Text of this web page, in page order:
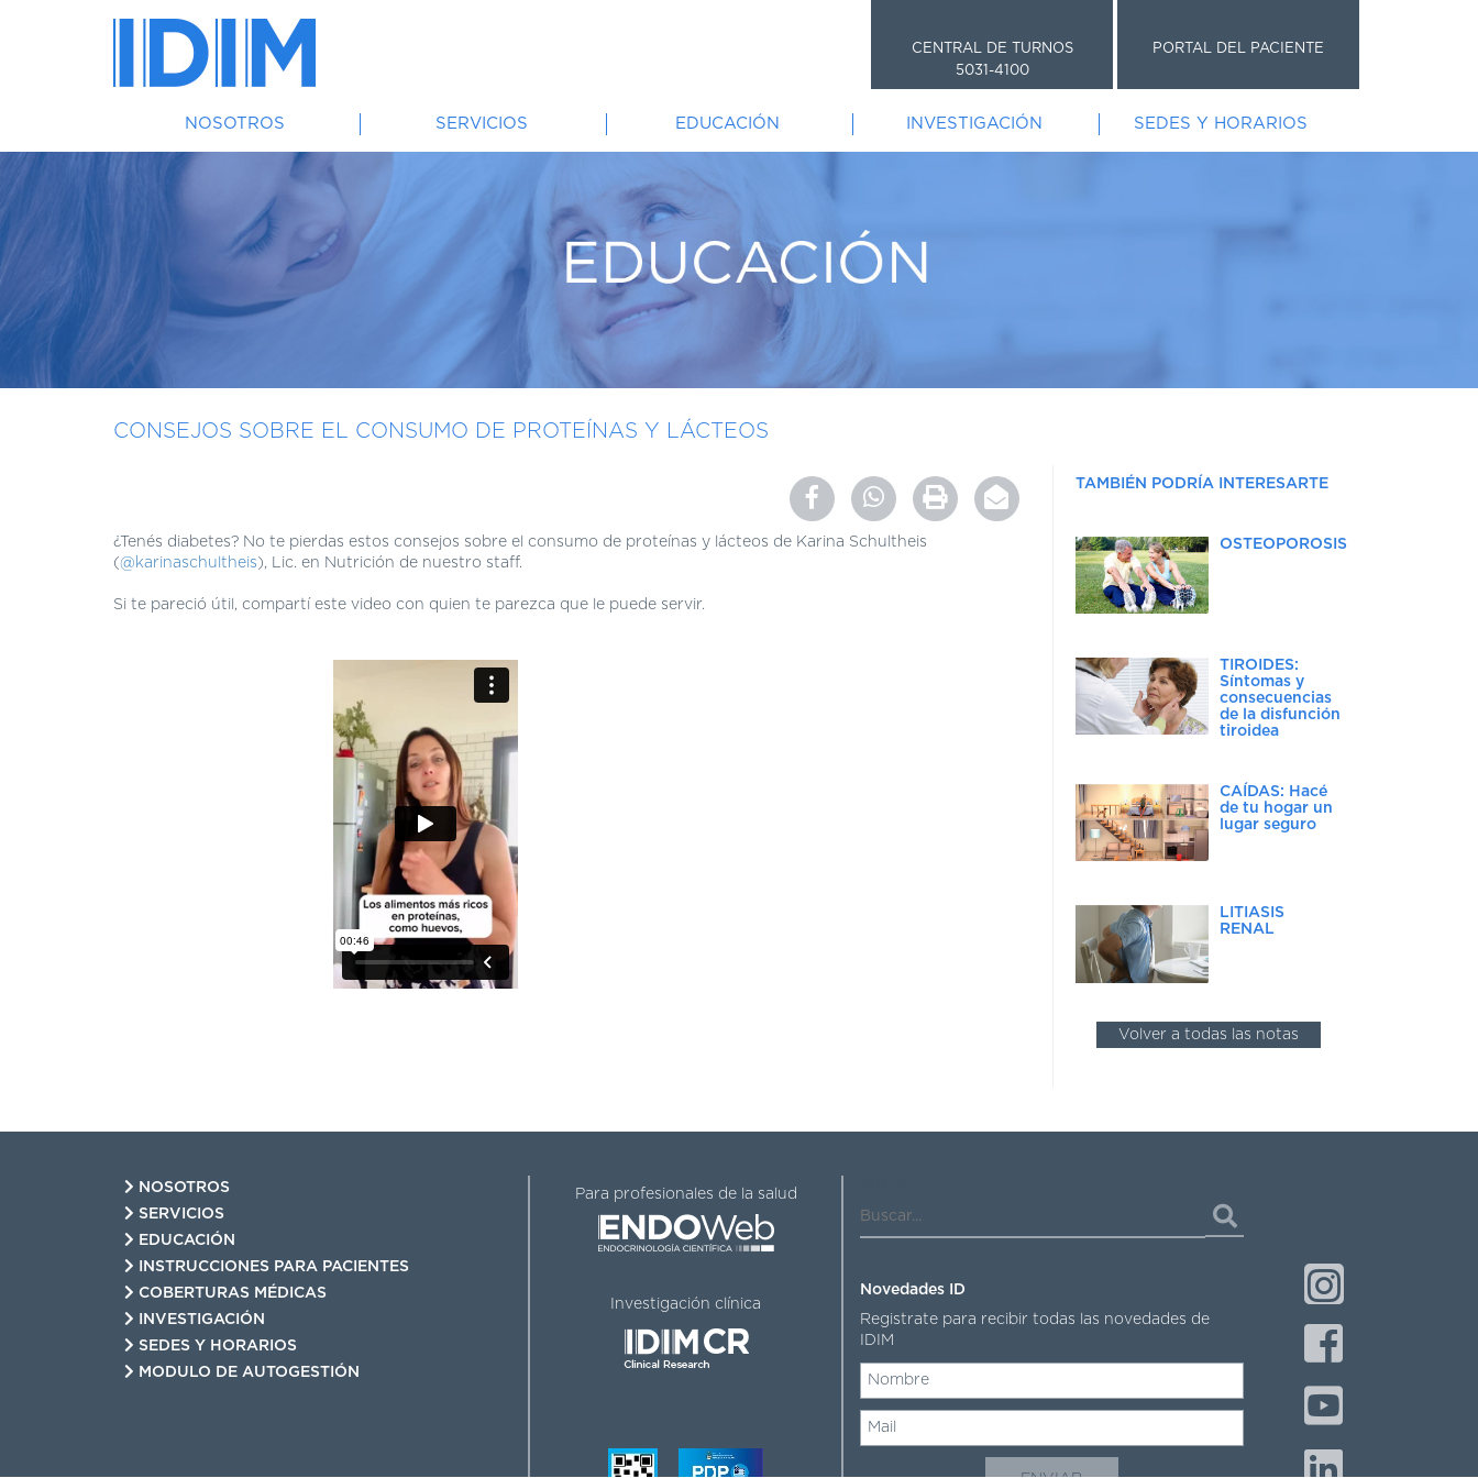
CENTRAL DE TURNOS
5031-4100
PORTAL DEL PACIENTE
NOSOTROS SERVICIOS EDUCACIÓN INVESTIGACIÓN SEDES Y HORARIOS
CONSEJOS SOBRE EL CONSUMO DE PROTEÍNAS Y LÁCTEOS
¿Tenés diabetes? No te pierdas estos consejos sobre el consumo de proteínas y lácteos de Karina Schultheis
(@karinaschultheis), Lic. en Nutrición de nuestro staff.
Si te pareció útil, compartí este video con quien te parezca que le puede servir.
TAMBIÉN PODRÍA INTERESARTE
OSTEOPOROSIS
TIROIDES:
Síntomas y
consecuencias
de la disfunción
tiroidea
CAÍDAS: Hacé
de tu hogar un
lugar seguro
LITIASIS
RENAL
Volver a todas las notas
NOSOTROS
SERVICIOS
EDUCACIÓN
INSTRUCCIONES PARA PACIENTES
COBERTURAS MÉDICAS
INVESTIGACIÓN
SEDES Y HORARIOS
MODULO DE AUTOGESTIÓN
Para profesionales de la salud
Investigación clínica
Novedades ID
Registrate para recibir todas las novedades de
IDIM